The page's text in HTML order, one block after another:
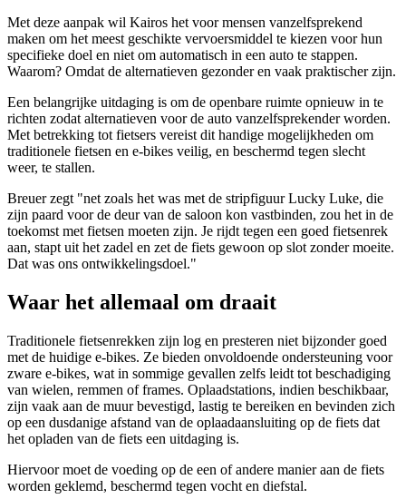
Met deze aanpak wil Kairos het voor mensen vanzelfsprekend
maken om het meest geschikte vervoersmiddel te kiezen voor hun
specifieke doel en niet om automatisch in een auto te stappen.
Waarom? Omdat de alternatieven gezonder en vaak praktischer zijn.
Een belangrijke uitdaging is om de openbare ruimte opnieuw in te
richten zodat alternatieven voor de auto vanzelfsprekender worden.
Met betrekking tot fietsers vereist dit handige mogelijkheden om
traditionele fietsen en e-bikes veilig, en beschermd tegen slecht
weer, te stallen.
Breuer zegt "net zoals het was met de stripfiguur Lucky Luke, die
zijn paard voor de deur van de saloon kon vastbinden, zou het in de
toekomst met fietsen moeten zijn. Je rijdt tegen een goed fietsenrek
aan, stapt uit het zadel en zet de fiets gewoon op slot zonder moeite.
Dat was ons ontwikkelingsdoel."
Waar het allemaal om draait
Traditionele fietsenrekken zijn log en presteren niet bijzonder goed
met de huidige e-bikes. Ze bieden onvoldoende ondersteuning voor
zware e-bikes, wat in sommige gevallen zelfs leidt tot beschadiging
van wielen, remmen of frames. Oplaadstations, indien beschikbaar,
zijn vaak aan de muur bevestigd, lastig te bereiken en bevinden zich
op een dusdanige afstand van de oplaadaansluiting op de fiets dat
het opladen van de fiets een uitdaging is.
Hiervoor moet de voeding op de een of andere manier aan de fiets
worden geklemd, beschermd tegen vocht en diefstal.